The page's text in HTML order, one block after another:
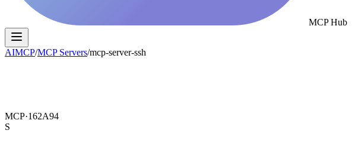
MCP Hub
AIMCP/MCP Servers/mcp-server-ssh
MCP·162A94
S